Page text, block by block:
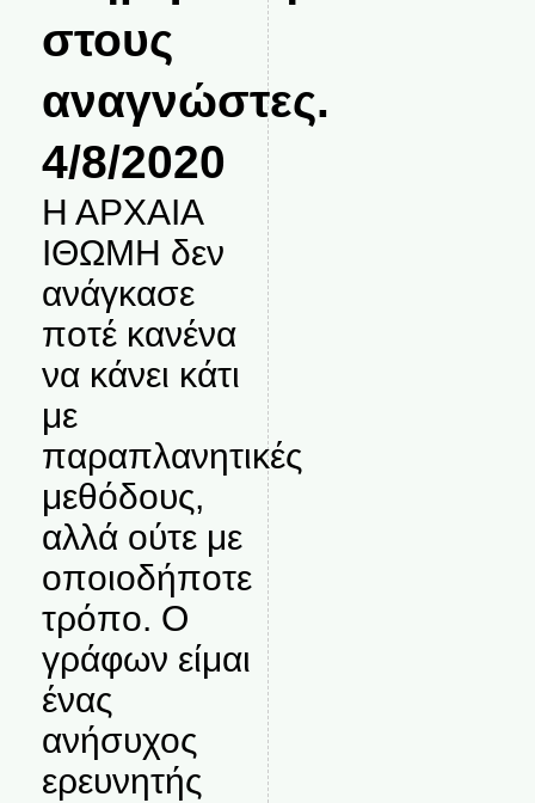
στους
αναγνώστες.
4/8/2020
Η ΑΡΧΑΙΑ
ΙΘΩΜΗ δεν
ανάγκασε
ποτέ κανένα
να κάνει κάτι
με
παραπλανητικές
μεθόδους,
αλλά ούτε με
οποιοδήποτε
τρόπο. Ο
γράφων είμαι
ένας
ανήσυχος
ερευνητής